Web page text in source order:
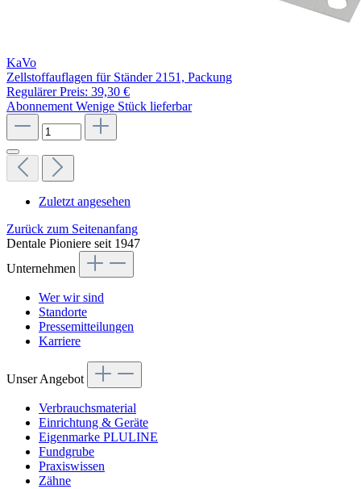
KaVo
Zellstoffauflagen für Ständer 2151, Packung
Regulärer Preis: 39,30 €
Abonnement Wenige Stück lieferbar
Zuletzt angesehen
Zurück zum Seitenanfang
Dentale Pioniere seit 1947
Unternehmen
Wer wir sind
Standorte
Pressemitteilungen
Karriere
Unser Angebot
Verbrauchsmaterial
Einrichtung & Geräte
Eigenmarke PLULINE
Fundgrube
Praxiswissen
Zähne